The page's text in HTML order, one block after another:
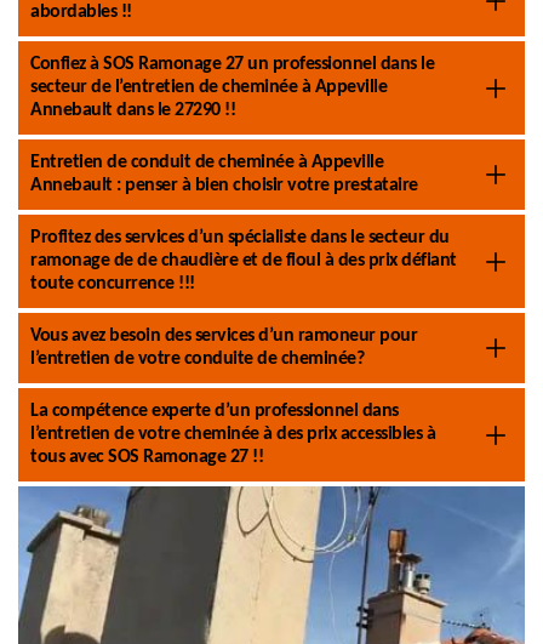
abordables !!
Confiez à SOS Ramonage 27 un professionnel dans le
secteur de l’entretien de cheminée à Appeville
Annebault dans le 27290 !!
Entretien de conduit de cheminée à Appeville
Annebault : penser à bien choisir votre prestataire
Profitez des services d’un spécialiste dans le secteur du
ramonage de de chaudière et de fioul à des prix défiant
toute concurrence !!!
Vous avez besoin des services d’un ramoneur pour
l’entretien de votre conduite de cheminée?
La compétence experte d’un professionnel dans
l’entretien de votre cheminée à des prix accessibles à
tous avec SOS Ramonage 27 !!